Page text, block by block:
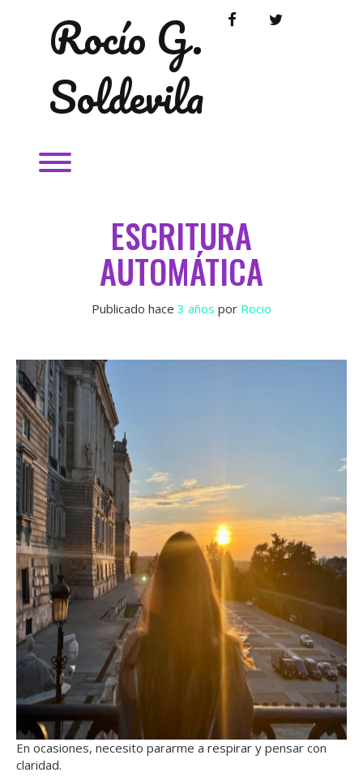
Rocío G.
Soldevila
FACEBOOKTWITTER
ESCRITURA
AUTOMÁTICA
Publicado hace 3 años por Rocio
En ocasiones, necesito pararme a respirar y pensar con
claridad.